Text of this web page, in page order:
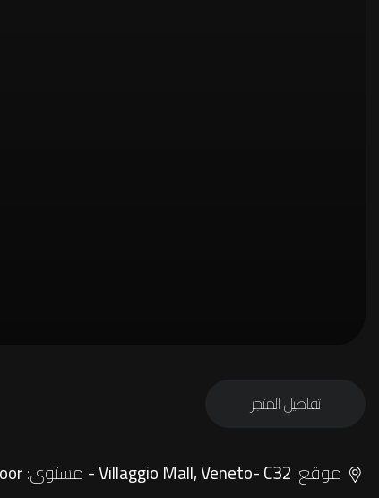
تفاصيل المتجر
موقع: مستوى: